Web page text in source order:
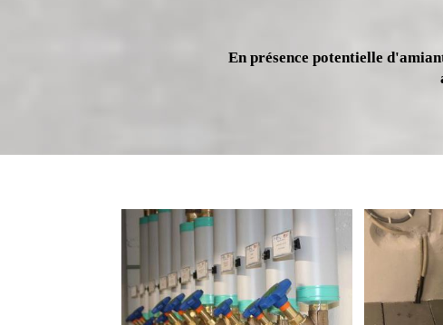
En présence potentielle